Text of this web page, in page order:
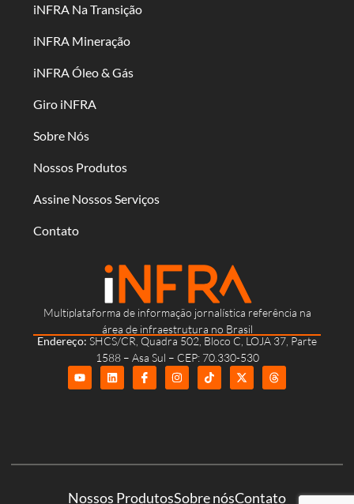
Multiplataforma de informação jornalística referência na
área de infraestrutura no Brasil
Endereço: SHCS/CR, Quadra 502, Bloco C, LOJA 37, Parte
1588 – Asa Sul – CEP: 70.330-530
iNFRA Na Transição
iNFRA Mineração
iNFRA Óleo & Gás
Giro iNFRA
Sobre Nós
Nossos Produtos
Assine Nossos Serviços
Contato
Nossos ProdutosSobre nósContato